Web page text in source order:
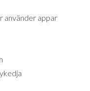
använder appar